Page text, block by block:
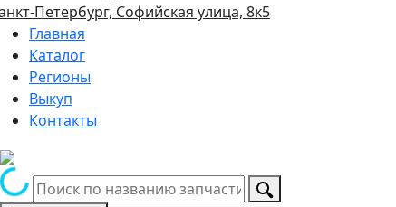
Петербург, Софийская улица, 8к5
Главная
Каталог
Регионы
Выкуп
Контакты